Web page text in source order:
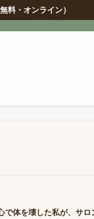
料・オンライン）
で体を壊した私が、サロ